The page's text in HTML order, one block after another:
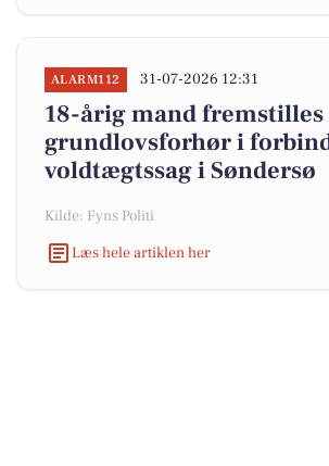
ALARM112 31-07-2026 12:31
18-årig mand fremstilles
grundlovsforhør i
voldtægtssag i Søndersø
Kilde: Fyns Politi
Læs hele artiklen her